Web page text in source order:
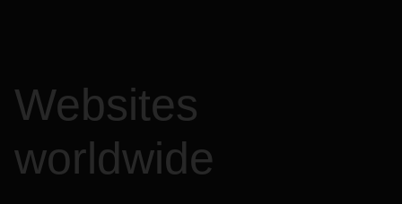
Websites
worldwide